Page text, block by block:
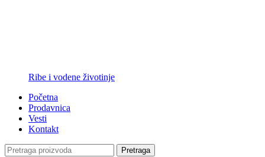
Ribe i vodene životinje
Početna
Prodavnica
Vesti
Kontakt
Pretraga